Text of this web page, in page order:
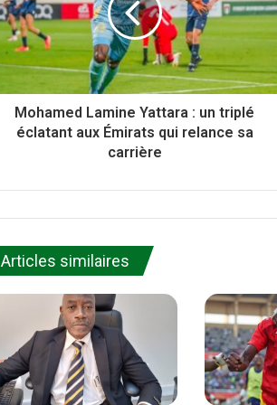
k
Mohamed Lamine Yattara : un triplé
éclatant aux Émirats qui relance sa
carrière
Articles similaires